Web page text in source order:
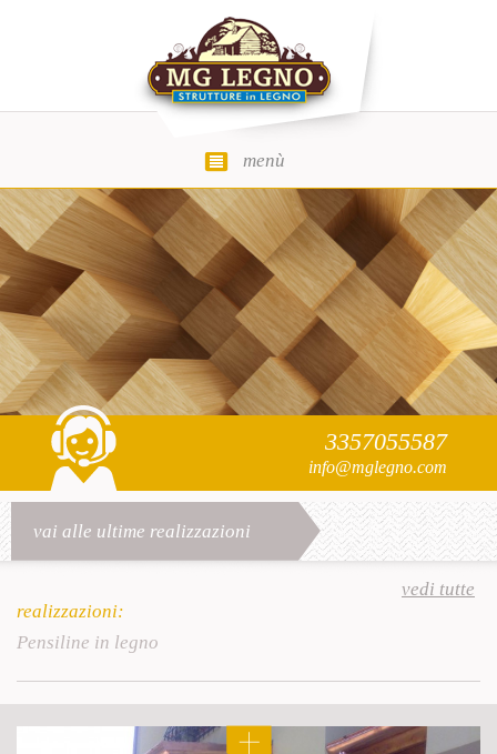
MG Legno
menù
3357055587
info@mglegno.com
vai alle ultime realizzazioni
vedi tutte
realizzazioni:
Pensiline in legno